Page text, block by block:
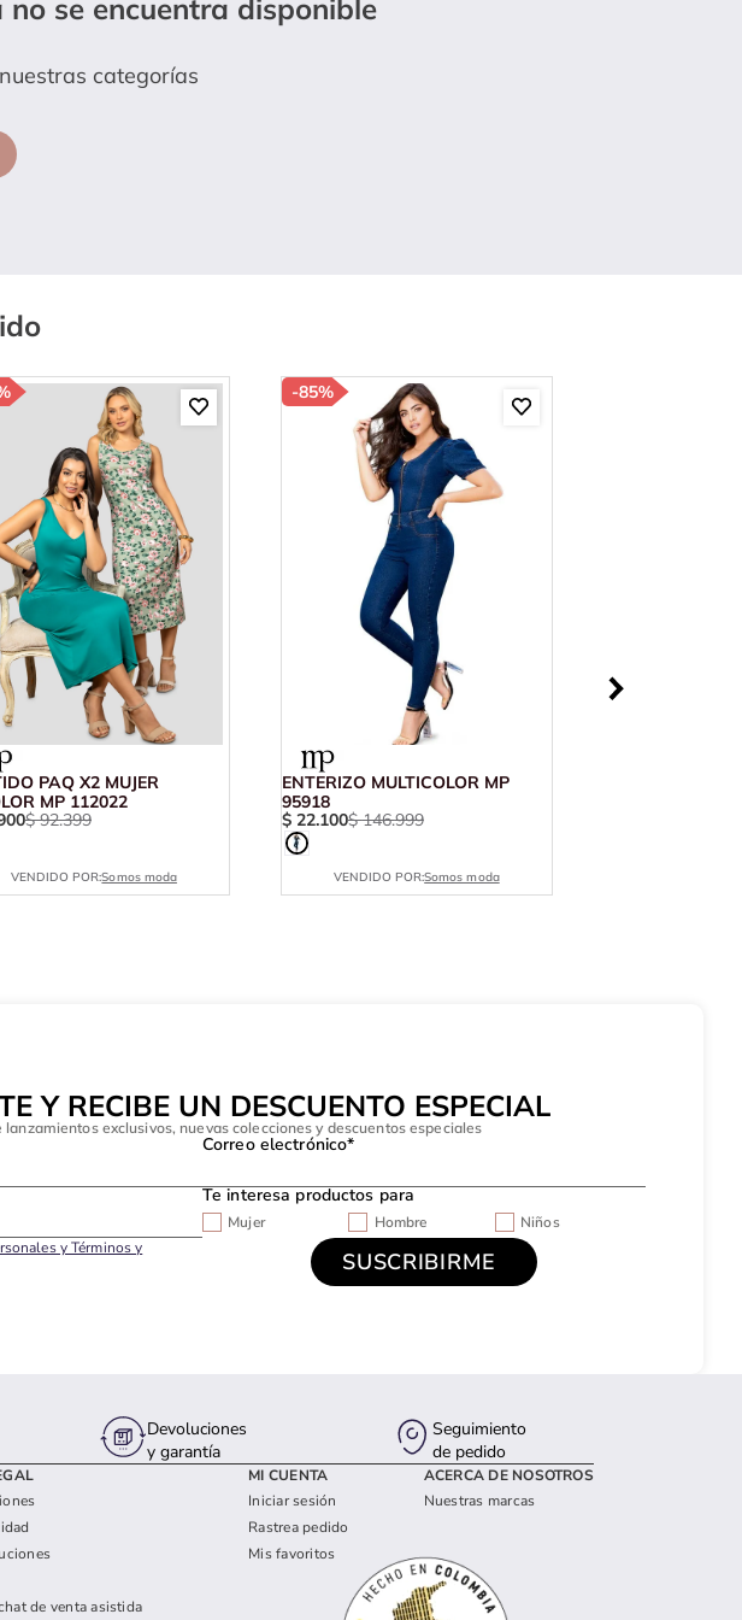
se encuentra disponible
categorías
PAQ X2 MUJER
MP 112022
$ 92.399
VENDIDO POR:Somos moda
-85%
ENTERIZO MULTICOLOR MP
95918
$ 22.100$ 146.999
VENDIDO POR:Somos moda
Y RECIBE UN DESCUENTO ESPECIAL
lanzamientos exclusivos, nuevas colecciones y descuentos especiales
Correo electrónico*
Te interesa productos para
Mujer Hombre
Niños
y Términos y
Devoluciones
y garantía
Seguimiento
de pedido
de venta asistida
MI CUENTA
Iniciar sesión
Rastrea pedido
Mis favoritos
ACERCA DE NOSOTROS
Nuestras marcas